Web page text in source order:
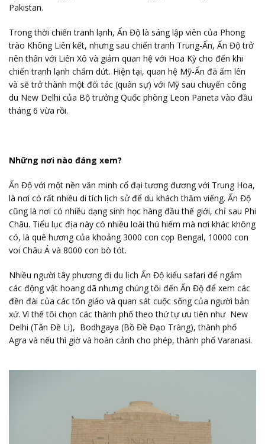
Pakistan.
Trong thời chiến tranh lạnh, Ấn Độ là sáng lập viên của Phong
trào Không Liên kết, nhưng sau chiến tranh Trung-Ấn, Ấn Độ trở
nên thân với Liên Xô và giảm quan hệ với Hoa Kỳ cho đến khi
chiến tranh lạnh chấm dứt. Hiện tại, quan hệ Mỹ-Ấn đã ấm lên
và sẽ trở thành một đối tác (quân sự) với Mỹ sau chuyến công
du New Delhi của Bộ trưởng Quốc phòng Leon Paneta vào đầu
tháng 6 vừa rồi.
Những nơi nào đáng xem?
Ấn Độ với một nền văn minh cổ đại tương đương với Trung Hoa,
là nơi có rất nhiều di tích lịch sử để du khách thăm viếng. Ấn Độ
cũng là nơi có nhiều dạng sinh học hàng đầu thế giới, chỉ sau Phi
Châu. Tiểu lục địa này có nhiều loài thú hiếm mà nơi khác không
có, là quê hương của khoảng 3000 con cọp Bengal, 10000 con
voi Châu Á và 8000 con bò tót.
Nhiều người tây phương đi du lịch Ấn Độ kiểu safari để ngắm
các động vật hoang dã nhưng chúng tôi đến Ấn Độ để xem các
đền đài của các tôn giáo và quan sát cuộc sống của người bản
xứ. Vì thế tôi chọn các thành phố theo thứ tự ưu tiên như New
Delhi (Tân Đề Li), Bodhgaya (Bồ Đề Đạo Tràng), thành phố
Agra và nếu thì giờ và hoàn cảnh cho phép, thành phố Varanasi.